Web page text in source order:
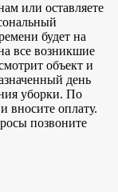
или оставляете
будет на
все возникшие
объект и
день
уборки. По
вносите оплату.
позвоните